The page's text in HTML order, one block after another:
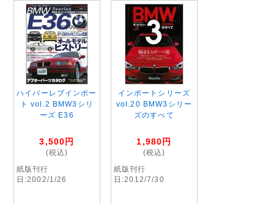
ハイパーレブインポー
ト vol.2 BMW3シリ
ーズ E36
3,500 円
(税込)
紙版刊行
日:2002/1/26
インポートシリーズ
vol.20 BMW3シリー
ズのすべて
1,980 円
(税込)
紙版刊行
日:2012/7/30